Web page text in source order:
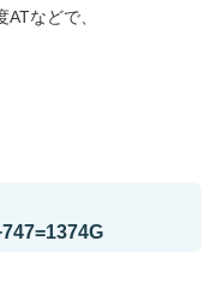
などで、